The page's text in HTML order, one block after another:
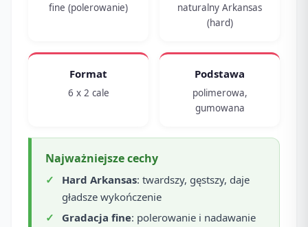
fine (polerowanie)
naturalny Arkansas
(hard)
Format
6 x 2 cale
Podstawa
polimerowa,
gumowana
Najważniejsze cechy
Hard Arkansas: twardszy, gęstszy, daje
gładsze wykończenie
Gradacja fine: polerowanie i nadawanie